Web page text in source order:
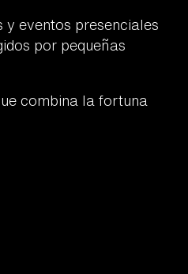
eventos presenciales
por pequeñas
combina la fortuna